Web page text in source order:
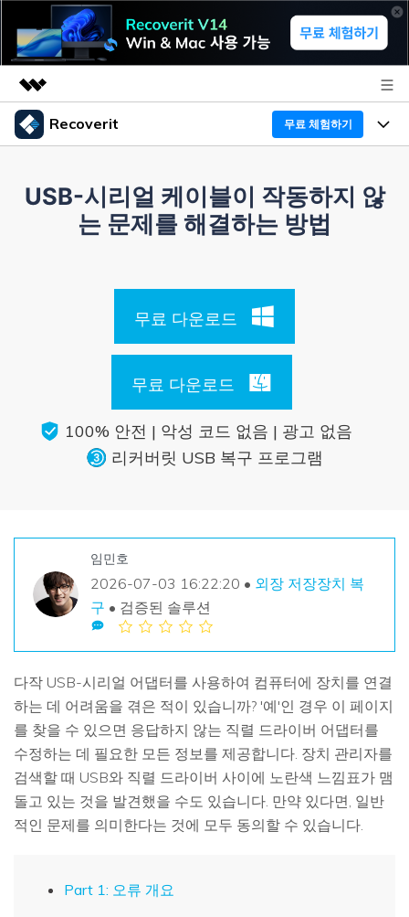
주요 제품
유틸리티
비즈니스
Recoverit 무료 체험하기
Recoverit - Windows 버전
Recoverit - Mac 버전
Mac 시스템에서 무제한 데이터 복구
무료 체험
리커버릿 무료 버전
분실/삭제된 데이터 무료 복구
무료 체험
기타 프로그램
Repairit - 데이터 복구
UBackit - 데이터 백업
리커버릿 모든 기능 확인하기
손상된 파일 복구
리커버릿 개요
드라이브에서 복구
삭제된 미디어 복구
삭제된 파일 복구
데이터 손실 시나리오
모든 기능 확인하기
다운로드 로그인
USB-시리얼 케이블이 작동하지 않
는 문제를 해결하는 방법
무료 다운로드
무료 다운로드
100% 안전 | 악성 코드 없음 | 광고 없음
리커버릿 USB 복구 프로그램
임민호
2026-07-03 16:22:20 • 외장 저장장치 복
구 • 검증된 솔루션
다작 USB-시리얼 어댑터를 사용하여 컴퓨터에 장치를 연결
하는 데 어려움을 겪은 적이 있습니까? '예'인 경우 이 페이지
를 찾을 수 있으면 응답하지 않는 직렬 드라이버 어댑터를
수정하는 데 필요한 모든 정보를 제공합니다. 장치 관리자를
검색할 때 USB와 직렬 드라이버 사이에 노란색 느낌표가 맴
돌고 있는 것을 발견했을 수도 있습니다. 만약 있다면, 일반
적인 문제를 의미한다는 것에 모두 동의할 수 있습니다.
Part 1: 오류 개요